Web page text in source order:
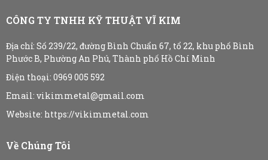
CÔNG TY TNHH KỸ THUẬT VĨ KIM
Địa chỉ: Số 239/22, đường Bình Chuẩn 67, tổ 22, khu phố Bình
Phước B, Phường An Phú, Thành phố Hồ Chí Minh
Điện thoại: 0969 005 592
Email: vikimmetal@gmail.com
Website: https://vikimmetal.com
Về Chúng Tôi